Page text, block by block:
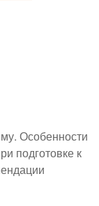
Особенности
подготовке к